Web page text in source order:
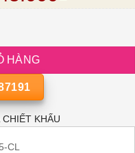
Cabernet Sauvignon
HÀNG
KHẤU
CL